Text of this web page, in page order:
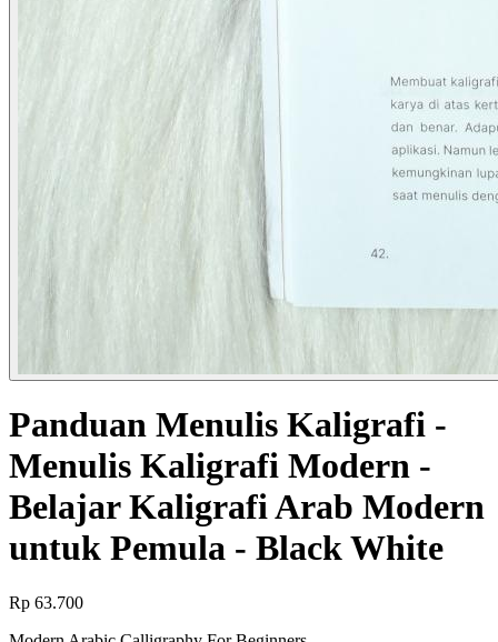
Panduan Menulis Kaligrafi -
Menulis Kaligrafi Modern -
Belajar Kaligrafi Arab Modern
untuk Pemula - Black White
Rp 63.700